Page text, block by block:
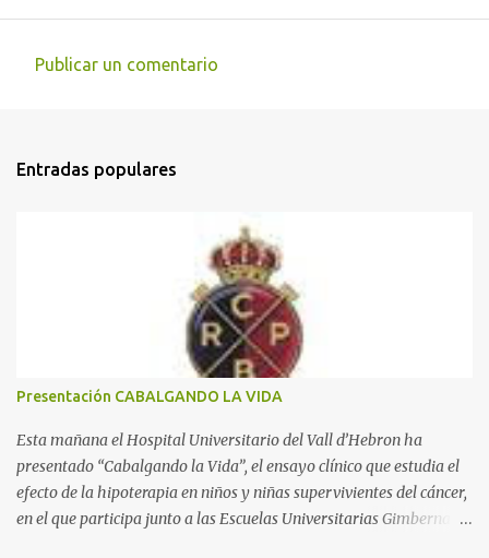
e
s
Publicar un comentario
Entradas populares
Presentación CABALGANDO LA VIDA
Esta mañana el Hospital Universitario del Vall d’Hebron ha
presentado “Cabalgando la Vida”, el ensayo clínico que estudia el
efecto de la hipoterapia en niños y niñas supervivientes del cáncer,
en el que participa junto a las Escuelas Universitarias Gimbernat,